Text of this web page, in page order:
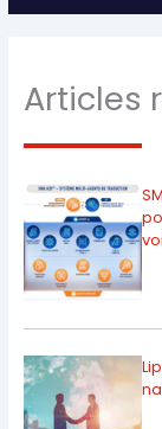
h
c
h
Articles